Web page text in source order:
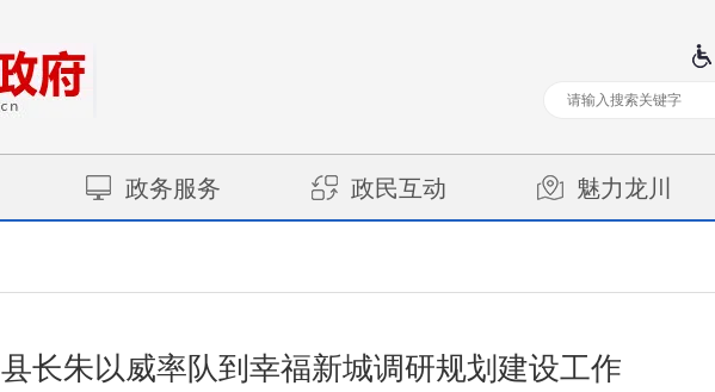
政务服务 政民互动 魅力龙川
县长朱以威率队到幸福新城调研规划建设工作